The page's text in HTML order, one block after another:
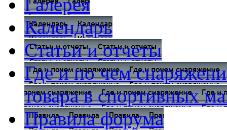
Календарь
Статьи и отчеты
Где и по чем
товара в спортивных
Правила форума